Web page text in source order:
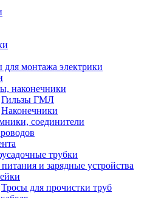
для монтажа электрики
наконечники
Гильзы ГМЛ
Наконечники
соединители
трубки
и зарядные устройства
Тросы для прочистки труб